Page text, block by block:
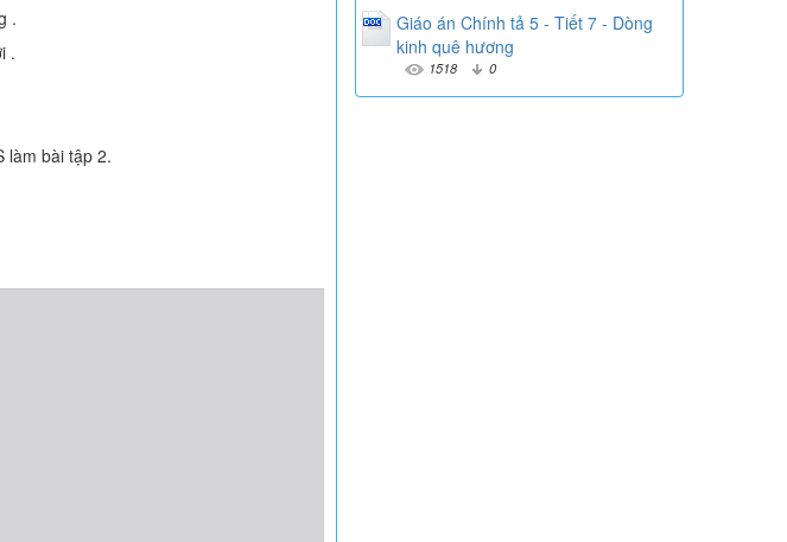
.
.
làm bài tập 2.
Giáo án Chính tả 5 - Tiết 7 - Dòng
kinh quê hương
1518 0